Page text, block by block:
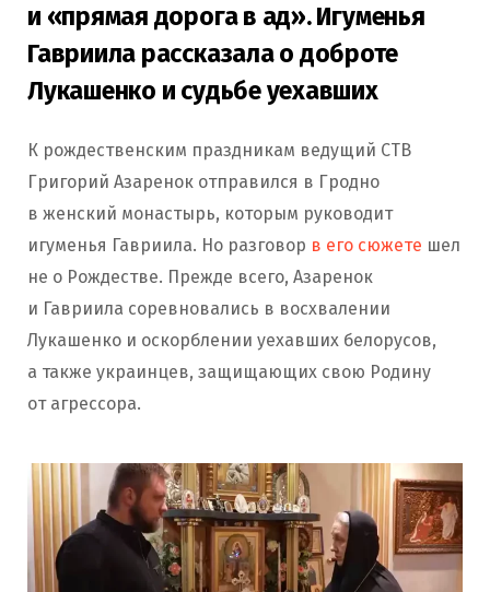
и «прямая дорога в ад». Игуменья
Гавриила рассказала о доброте
Лукашенко и судьбе уехавших
К рождественским праздникам ведущий СТВ
Григорий Азаренок отправился в Гродно
в женский монастырь, которым руководит
игуменья Гавриила. Но разговор в его сюжете шел
не о Рождестве. Прежде всего, Азаренок
и Гавриила соревновались в восхвалении
Лукашенко и оскорблении уехавших белорусов,
а также украинцев, защищающих свою Родину
от агрессора.